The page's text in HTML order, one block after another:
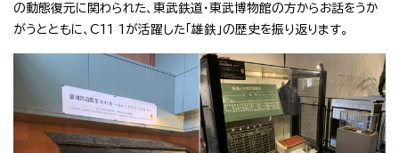
の動態復元に関わられた、東武鉄道・東武博物館の方からお話をうか
がうとともに、C11 1が活躍した「雄鉄」の歴史を振り返ります。